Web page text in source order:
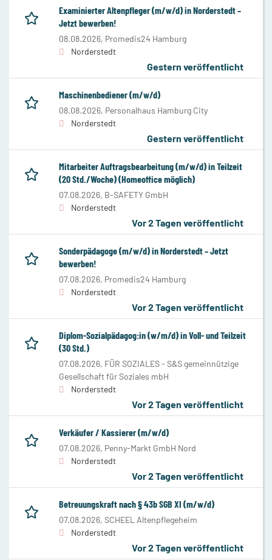
Examinierter Altenpfleger (m/w/d) in Norderstedt –
Jetzt bewerben!
08.08.2026, Promedis24 Hamburg
Norderstedt
Gestern veröffentlicht
Maschinenbediener (m/w/d)
08.08.2026, Personalhaus Hamburg City
Norderstedt
Gestern veröffentlicht
Mitarbeiter Auftragsbearbeitung (m/w/d) in Teilzeit
(20 Std./Woche) (Homeoffice möglich)
07.08.2026, B-SAFETY GmbH
Norderstedt
Vor 2 Tagen veröffentlicht
Sonderpädagoge (m/w/d) in Norderstedt – Jetzt
bewerben!
07.08.2026, Promedis24 Hamburg
Norderstedt
Vor 2 Tagen veröffentlicht
Diplom-Sozialpädagog:in (w/m/d) in Voll- und Teilzeit
(30 Std.)
07.08.2026, FÜR SOZIALES - S&S gemeinnützige
Gesellschaft für Soziales mbH
Norderstedt
Vor 2 Tagen veröffentlicht
Verkäufer / Kassierer (m/w/d)
07.08.2026, Penny-Markt GmbH Nord
Norderstedt
Vor 2 Tagen veröffentlicht
Betreuungskraft nach § 43b SGB XI (m/w/d)
07.08.2026, SCHEEL Altenpflegeheim
Norderstedt
Vor 2 Tagen veröffentlicht